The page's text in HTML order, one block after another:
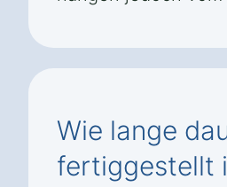
Wie lange
fertiggestellt